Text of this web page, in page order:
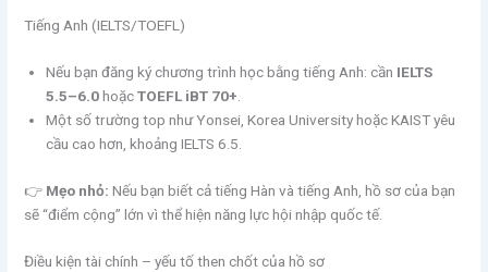
Tiếng Anh (IELTS/TOEFL)
Nếu bạn đăng ký chương trình học bằng tiếng Anh: cần IELTS
5.5–6.0hoặcTOEFL iBT 70+
Một số trường top như Yonsei, Korea University hoặc KAIST yêu
cầu cao hơn, khoảng IELTS 6.5.
👉 Mẹo nhỏ: Nếu bạn biết cả tiếng Hàn và tiếng Anh, hồ sơ của bạn
sẽ “điểm cộng” lớn vì thể hiện năng lực hội nhập quốc tế.
Điều kiện tài chính – yếu tố then chốt của hồ sơ